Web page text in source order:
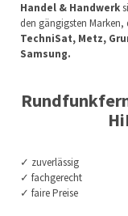
Handel & Handwerk
den gängigsten
TechniSat, Metz,
Samsung.
✓ zuverlässig
✓ fachgerecht
✓ faire Preise